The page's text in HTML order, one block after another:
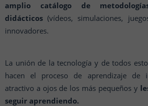
amplio catálogo de
didácticos (vídeos, simulaciones,
innovadores.
La unión de la tecnología y de todos
hacen el proceso de aprendizaje de
atractivo a ojos de los más pequeños y
seguir aprendiendo.